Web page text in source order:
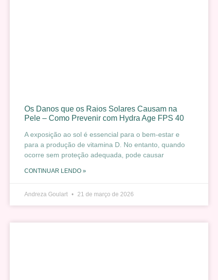
Os Danos que os Raios Solares Causam na
Pele – Como Prevenir com Hydra Age FPS 40
A exposição ao sol é essencial para o bem-estar e
para a produção de vitamina D. No entanto, quando
ocorre sem proteção adequada, pode causar
CONTINUAR LENDO »
Andreza Goulart 21 de março de 2026